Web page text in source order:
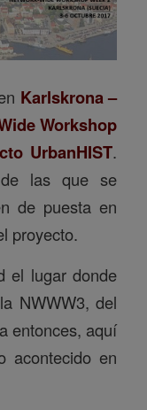
Karlskrona –
Workshop
UrbanHIST.
las que se
de puesta en
proyecto.
el lugar donde
NWWW3, del
entonces, aquí
acontecido en